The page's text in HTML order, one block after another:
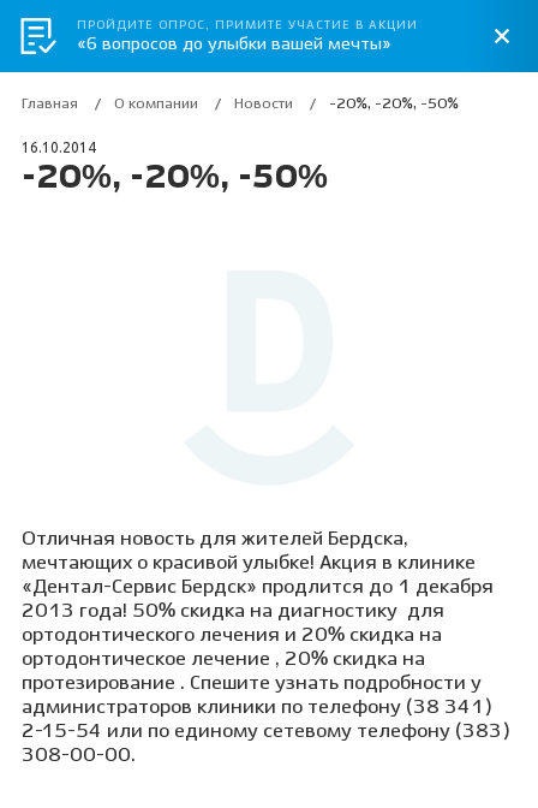
Главная О компании Новости -20%, -20%, -50%
16.10.2014
-20%, -20%, -50%
Отличная новость для жителей Бердска,
мечтающих о красивой улыбке! Акция в клинике
«Дентал-Сервис Бердск» продлится до 1 декабря
2013 года! 50% скидка на диагностику для
ортодонтического лечения и 20% скидка на
ортодонтическое лечение , 20% скидка на
протезирование . Спешите узнать подробности у
администраторов клиники по телефону (38 341)
2-15-54 или по единому сетевому телефону (383)
308-00-00.
ПРОЙДИТЕ ОПРОС, ПРИМИТЕ УЧАСТИЕ В АКЦИИ
«6 вопросов до улыбки вашей мечты»